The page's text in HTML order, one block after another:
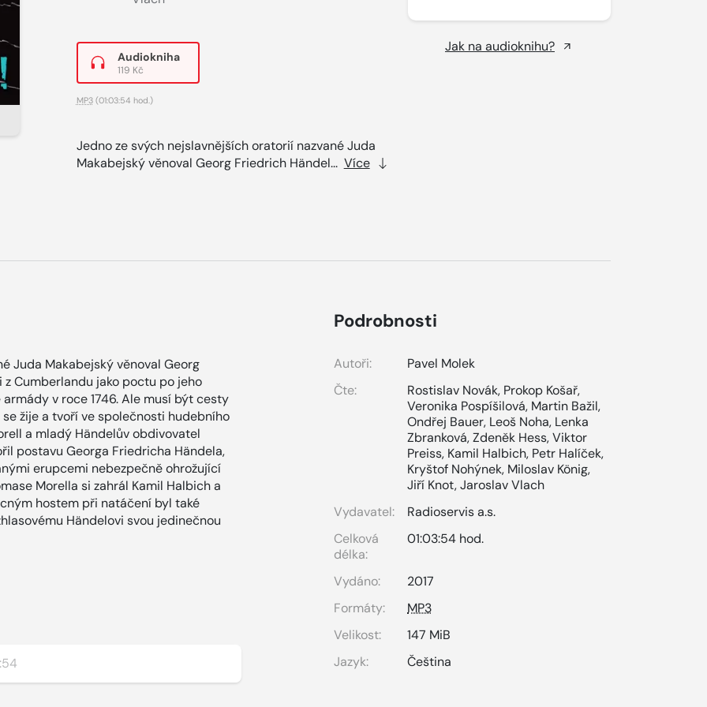
Audiokniha
119 Kč
MP3(01:03:54 hod.)
Jedno ze svých nejslavnějších oratorií nazvané Juda
Makabejský věnoval Georg Friedrich Händel... Více
Jak na audioknihu?
Juda Makabejský věnoval Georg
Cumberlandu jako poctu po jeho
v roce 1746. Ale musí být cesty
žije a tvoří ve společnosti hudebního
a mladý Händelův obdivovatel
postavu Georga Friedricha Händela,
erupcemi nebezpečně ohrožující
Morella si zahrál Kamil Halbich a
hostem při natáčení byl také
Händelovi svou jedinečnou
Podrobnosti
Autoři:
Pavel Molek
Čte:
Rostislav Novák, Prokop Košař,
Veronika Pospíšilová, Martin Bažil,
Ondřej Bauer, Leoš Noha, Lenka
Zbranková,Zdeněk Hess,Viktor
Preiss, Kamil Halbich, Petr Halíček,
Kryštof Nohýnek, Miloslav König,
Jiří Knot,Jaroslav Vlach
Vydavatel:
Radioservis a.s.
Celková
délka:
01:03:54 hod.
Vydáno:
2017
Formáty:
MP3
Velikost:
147 MiB
Jazyk:
Čeština